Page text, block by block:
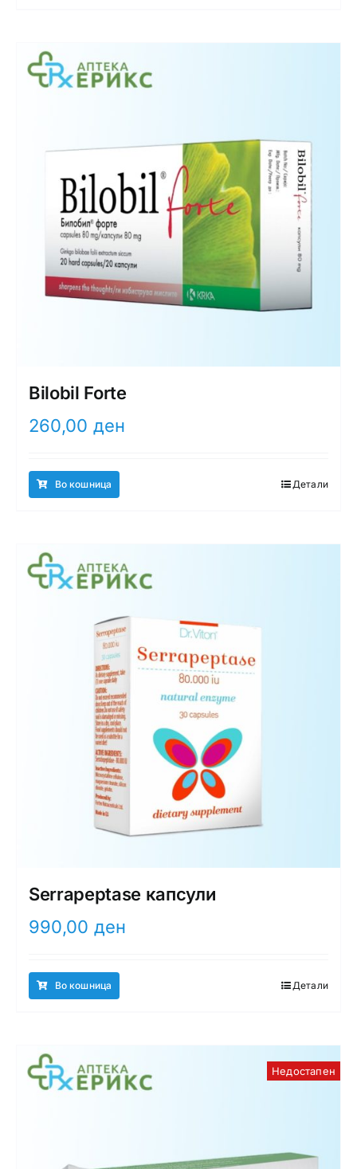
Bilobil Forte
260,00 ден
Во кошница Детали
Serrapeptase капсули
990,00 ден
Во кошница Детали
Недостапен